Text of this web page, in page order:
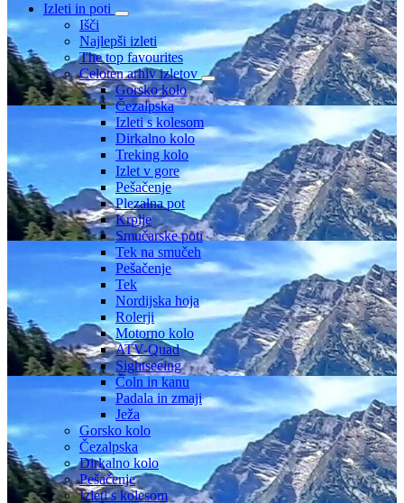
Izleti in poti
Išči
Najlepši izleti
The top favourites
Celoten arhiv izletov
Gorsko kolo
Čezalpska
Izleti s kolesom
Dirkalno kolo
Treking kolo
Izlet v gore
Pešačenje
Plezalna pot
Krplje
Smučarske poti
Tek na smučeh
Pešačenje
Tek
Nordijska hoja
Rolerji
Motorno kolo
ATV-Quad
Sightseeing
Čoln in kanu
Padala in zmaji
Ježa
Gorsko kolo
Čezalpska
Dirkalno kolo
Pešačenje
Izleti s kolesom